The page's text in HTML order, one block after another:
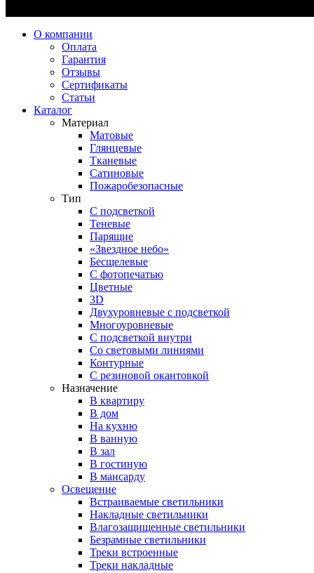
О компании
Оплата
Гарантия
Отзывы
Сертификаты
Статьи
Каталог
Материал
Матовые
Глянцевые
Тканевые
Сатиновые
Пожаробезопасные
Тип
С подсветкой
Теневые
Парящие
«Звездное небо»
Бесщелевые
С фотопечатью
Цветные
3D
Двухуровневые с подсветкой
Многоуровневые
С подсветкой внутри
Со световыми линиями
Контурные
С резиновой окантовкой
Назначение
В квартиру
В дом
На кухню
В ванную
В зал
В гостиную
В мансарду
Освещение
Встраиваемые светильники
Накладные светильники
Влагозащищенные светильники
Безрамные светильники
Треки встроенные
Треки накладные